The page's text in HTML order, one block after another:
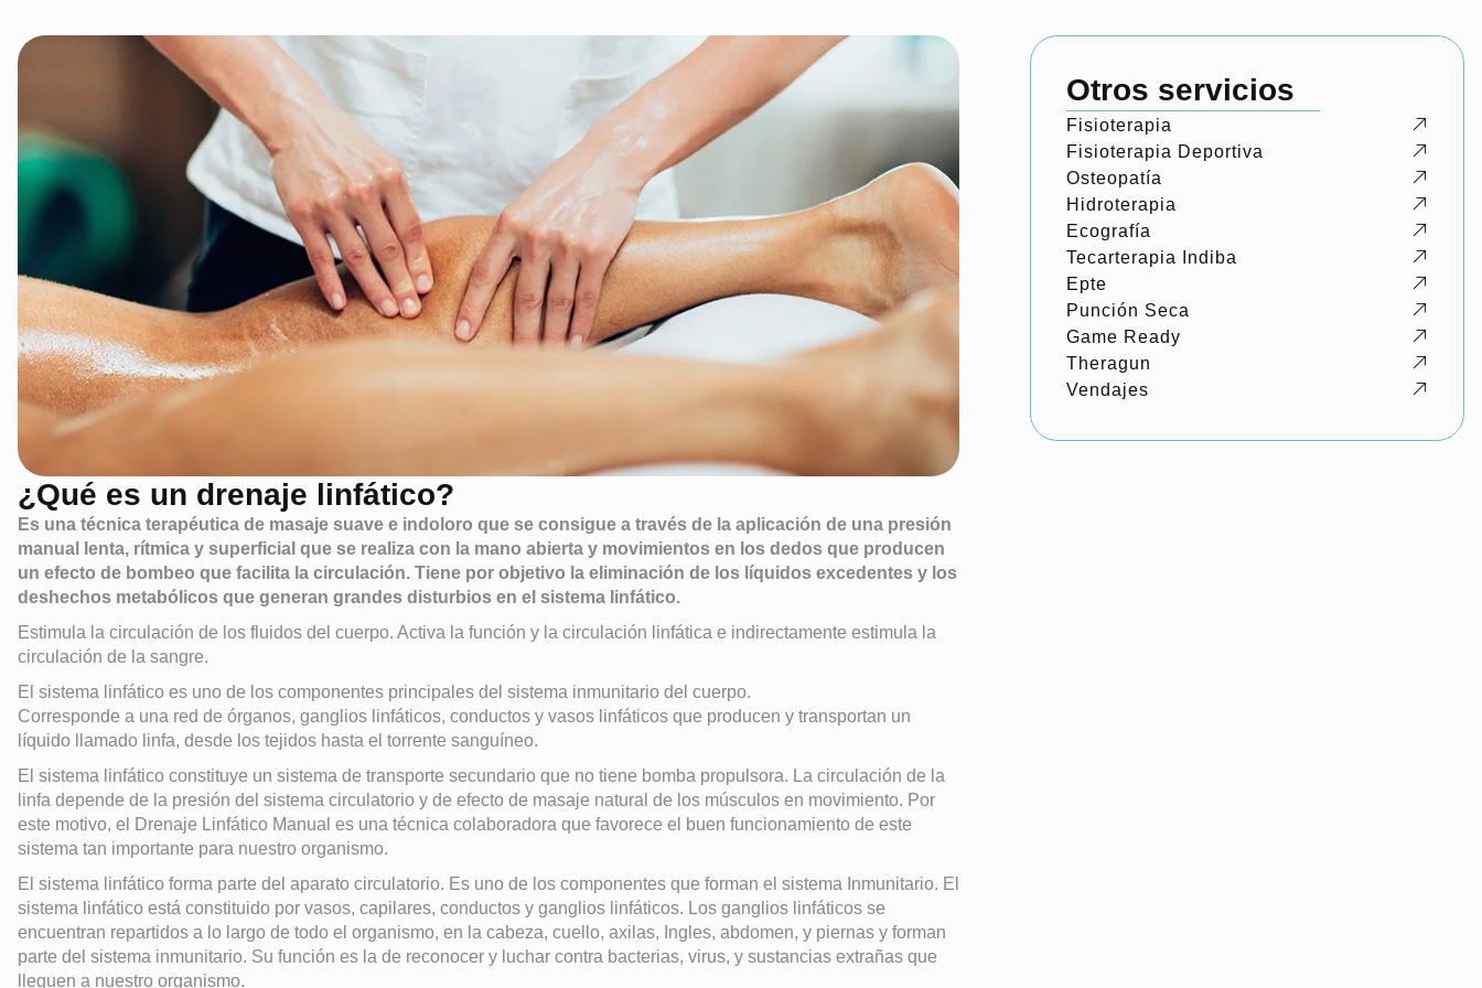
¿Qué es un drenaje linfático?
Es una técnica terapéutica de masaje suave e indoloro que se consigue a través de la aplicación de una presión
manual lenta, rítmica y superficial que se realiza con la mano abierta y movimientos en los dedos que producen
un efecto de bombeo que facilita la circulación. Tiene por objetivo la eliminación de los líquidos excedentes y los
deshechos metabólicos que generan grandes disturbios en el sistema linfático.
Estimula la circulación de los fluidos del cuerpo. Activa la función y la circulación linfática e indirectamente estimula la
circulación de la sangre.
El sistema linfático es uno de los componentes principales del sistema inmunitario del cuerpo.
Corresponde a una red de órganos, ganglios linfáticos, conductos y vasos linfáticos que producen y transportan un
líquido llamado linfa, desde los tejidos hasta el torrente sanguíneo.
El sistema linfático constituye un sistema de transporte secundario que no tiene bomba propulsora. La circulación de la
linfa depende de la presión del sistema circulatorio y de efecto de masaje natural de los músculos en movimiento. Por
este motivo, el Drenaje Linfático Manual es una técnica colaboradora que favorece el buen funcionamiento de este
sistema tan importante para nuestro organismo.
El sistema linfático forma parte del aparato circulatorio. Es uno de los componentes que forman el sistema Inmunitario. El
sistema linfático está constituido por vasos, capilares, conductos y ganglios linfáticos. Los ganglios linfáticos se
encuentran repartidos a lo largo de todo el organismo, en la cabeza, cuello, axilas, Ingles, abdomen, y piernas y forman
parte del sistema inmunitario. Su función es la de reconocer y luchar contra bacterias, virus, y sustancias extrañas que
lleguen a nuestro organismo.
Otros servicios
Fisioterapia
Fisioterapia Deportiva
Osteopatía
Hidroterapia
Ecografía
Tecarterapia Indiba
Epte
Punción Seca
Game Ready
Theragun
Vendajes